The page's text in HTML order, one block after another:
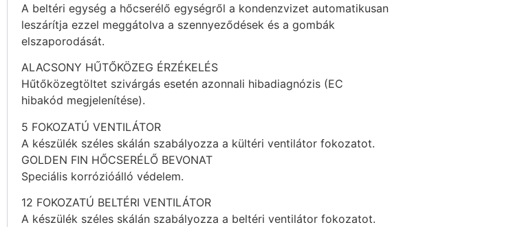
A beltéri egység a hőcserélő egységről a kondenzvizet automatikusan
leszárítja ezzel meggátolva a szennyeződések és a gombák
elszaporodását.
ALACSONY HŰTŐKÖZEG ÉRZÉKELÉS
Hűtőközegtöltet szivárgás esetén azonnali hibadiagnózis (EC
hibakód megjelenítése).
5 FOKOZATÚ VENTILÁTOR
A készülék széles skálán szabályozza a kültéri ventilátor fokozatot.
GOLDEN FIN HŐCSERÉLŐ BEVONAT
Speciális korrózióálló védelem.
12 FOKOZATÚ BELTÉRI VENTILÁTOR
A készülék széles skálán szabályozza a beltéri ventilátor fokozatot.